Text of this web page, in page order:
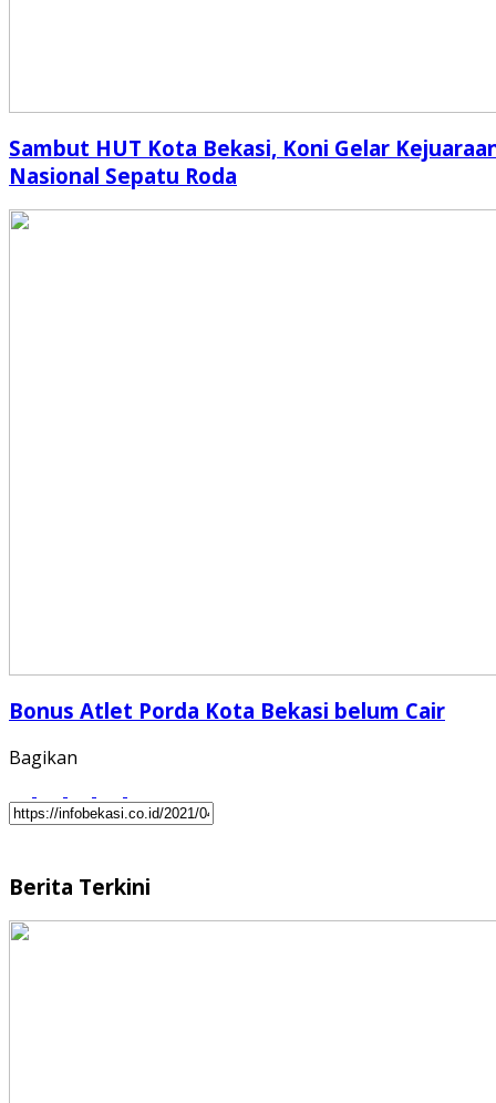
Sambut HUT Kota Bekasi, Koni Gelar
Nasional Sepatu Roda
Bonus Atlet Porda Kota Bekasi belum Cair
Bagikan
Berita Terkini